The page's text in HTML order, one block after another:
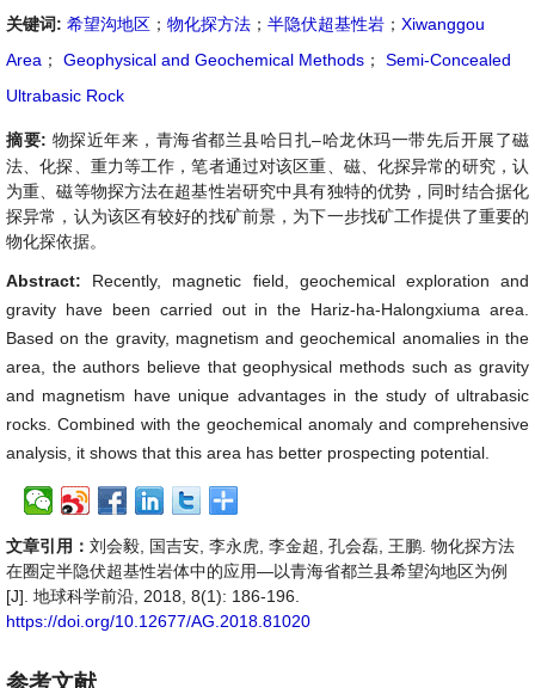
关键词: 希望沟地区 ； 物化探方法 ； 半隐伏超基性岩 ； Xiwanggou
Area ； Geophysical and Geochemical Methods ；
Semi-Concealed
Ultrabasic Rock
摘要: 物探近年来，青海省都兰县哈日扎–哈龙休玛一带先后开展了磁
法、化探、重力等工作，笔者通过对该区重、磁、化探异常的研究，认
为重、磁等物探方法在超基性岩研究中具有独特的优势，同时结合据化
探异常，认为该区有较好的找矿前景，为下一步找矿工作提供了重要的
物化探依据。
Abstract: Recently, magnetic field, geochemical exploration and
gravity have been carried out in the Hariz-ha-Halongxiuma area.
Based on the gravity, magnetism and geochemical anomalies in the
area, the authors believe that geophysical methods such as gravity
and magnetism have unique advantages in the study of ultrabasic
rocks. Combined with the geochemical anomaly and comprehensive
analysis, it shows that this area has better prospecting potential.
文章引用： 刘会毅, 国吉安, 李永虎, 李金超, 孔会磊, 王鹏. 物化探方法
在圈定半隐伏超基性岩体中的应用—以青海省都兰县希望沟地区为例
[J]. 地球科学前沿, 2018, 8(1): 186-196.
https://doi.org/10.12677/AG.2018.81020
参考文献